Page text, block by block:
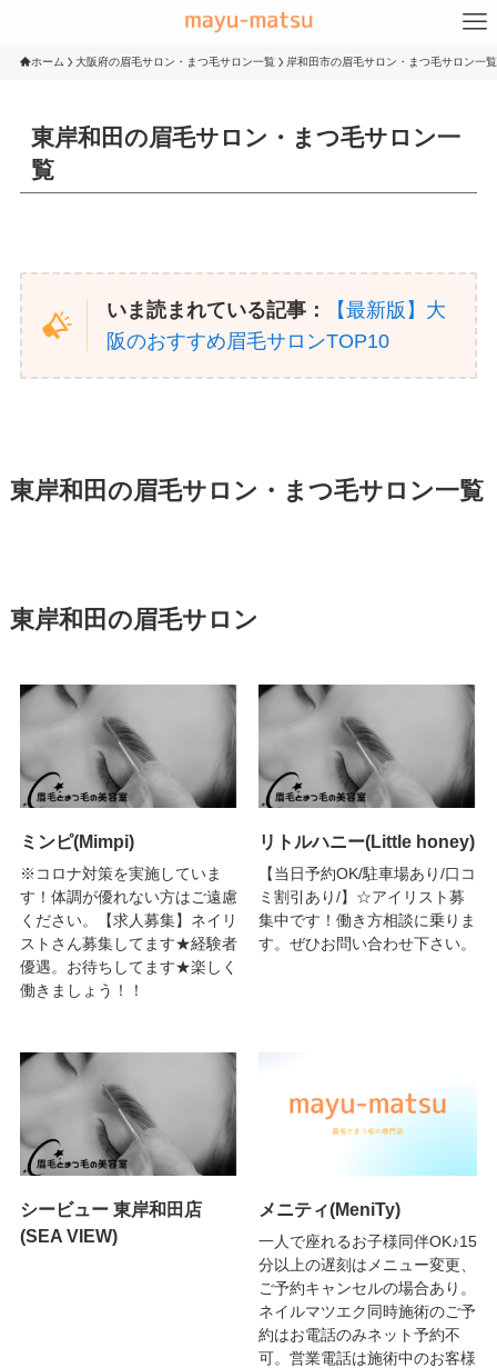
ホーム 大阪府の眉毛サロン・まつ毛サロン一覧 岸和田市の眉毛サロン・まつ毛サロン一覧
東岸和田の眉毛サロン・まつ毛サロン一
覧
いま読まれている記事：
【最新版】大
阪のおすすめ眉毛サロンTOP10
東岸和田の眉毛サロン・まつ毛サロン一覧
東岸和田の眉毛サロン
ミンピ(Mimpi)
※コロナ対策を実施していま
す！体調が優れない方はご遠慮
ください。【求人募集】ネイリ
ストさん募集してます★経験者
優遇。お待ちしてます★楽しく
働きましょう！！
リトルハニー(Little honey)
【当日予約OK/駐車場あり/口コ
ミ割引あり/】☆アイリスト募
集中です！働き方相談に乗りま
す。ぜひお問い合わせ下さい。
シービュー 東岸和田店
(SEA VIEW)
メニティ(MeniTy)
一人で座れるお子様同伴OK♪15
分以上の遅刻はメニュー変更、
ご予約キャンセルの場合あり。
ネイルマツエク同時施術のご予
約はお電話のみネット予約不
可。営業電話は施術中のお客様